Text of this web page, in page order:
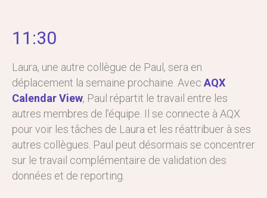
11:30
Laura, une autre collègue de Paul, sera en
déplacement la semaine prochaine. Avec AQX
Calendar View, Paul répartit le travail entre les
autres membres de l’équipe. Il se connecte à AQX
pour voir les tâches de Laura et les réattribuer à ses
autres collègues. Paul peut désormais se concentrer
sur le travail complémentaire de validation des
données et de reporting.